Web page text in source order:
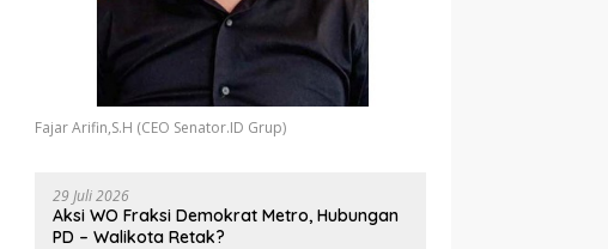
Fajar Arifin,S.H (CEO Senator.ID Grup)
29 Juli 2026
Aksi WO Fraksi Demokrat Metro, Hubungan
PD – Walikota Retak?